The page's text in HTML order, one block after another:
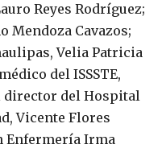
Reyes Rodríguez;
Mendoza Cavazos;
Velia Patricia
del ISSSTE,
director del Hospital
Vicente Flores
Enfermería Irma